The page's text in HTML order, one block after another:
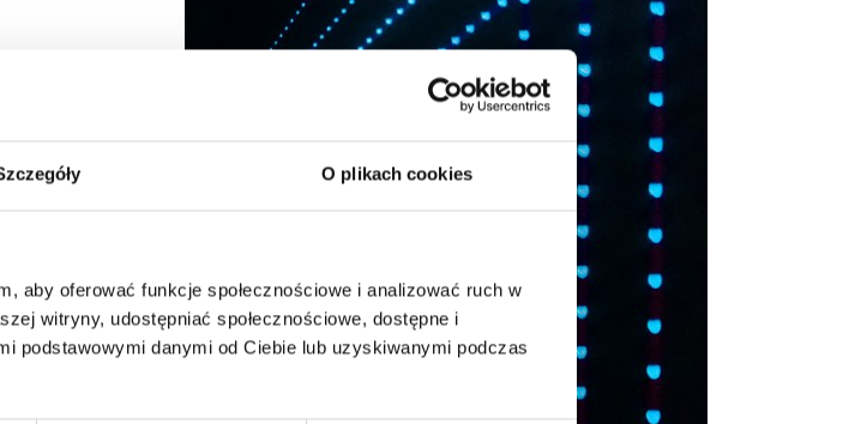
O plikach cookies
aby oferować funkcje społecznościowe i analizować ruch w
witryny, udostępniać społecznościowe, dostępne i
podstawowymi danymi od Ciebie lub uzyskiwanymi podczas